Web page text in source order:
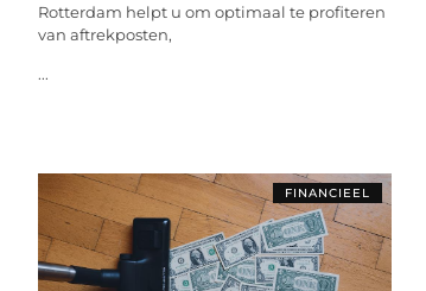
Rotterdam helpt u om optimaal te profiteren
van aftrekposten,
...
FINANCIEEL